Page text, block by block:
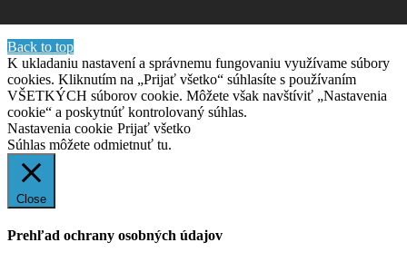
Back to top
K ukladaniu nastavení a správnemu fungovaniu využívame súbory
cookies. Kliknutím na „Prijať všetko“ súhlasíte s používaním
VŠETKÝCH súborov cookie. Môžete však navštíviť „Nastavenia
cookie“ a poskytnúť kontrolovaný súhlas.
Nastavenia cookie Prijať všetko
Súhlas môžete odmietnuť tu.
Close
Prehľad ochrany osobných údajov